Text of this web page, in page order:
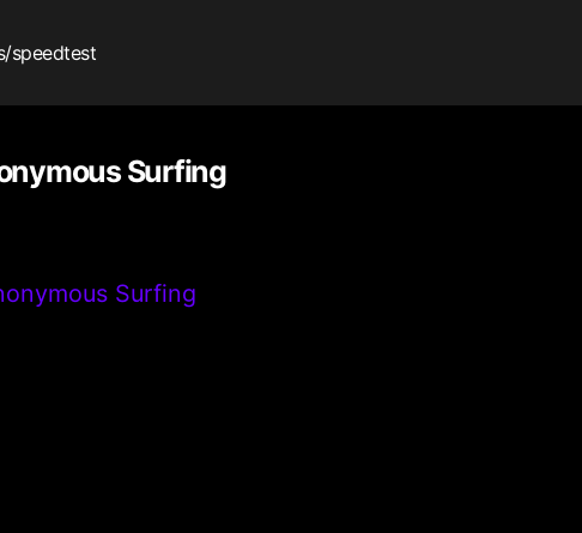
/speedtest
Surfing
Surfing